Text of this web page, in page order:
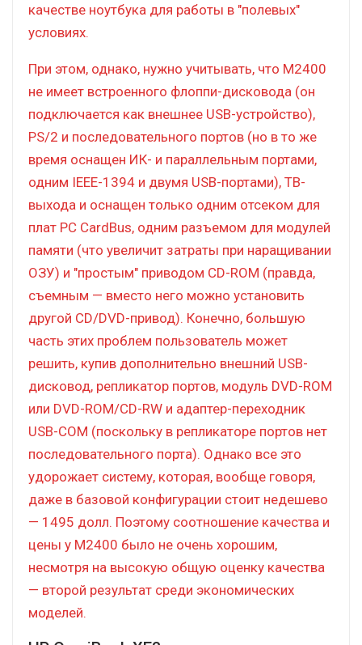
качестве ноутбука для работы в "полевых"
условиях.
При этом, однако, нужно учитывать, что M2400
не имеет встроенного флоппи-дисковода (он
подключается как внешнее USB-устройство),
PS/2 и последовательного портов (но в то же
время оснащен ИК- и параллельным портами,
одним IEEE-1394 и двумя USB-портами), ТВ-
выхода и оснащен только одним отсеком для
плат PC CardBus, одним разъемом для модулей
памяти (что увеличит затраты при наращивании
ОЗУ) и "простым" приводом CD-ROM (правда,
съемным — вместо него можно установить
другой CD/DVD-привод). Конечно, большую
часть этих проблем пользователь может
решить, купив дополнительно внешний USB-
дисковод, репликатор портов, модуль DVD-ROM
или DVD-ROM/CD-RW и адаптер-переходник
USB-COM (поскольку в репликаторе портов нет
последовательного порта). Однако все это
удорожает систему, которая, вообще говоря,
даже в базовой конфигурации стоит недешево
— 1495 долл. Поэтому соотношение качества и
цены у M2400 было не очень хорошим,
несмотря на высокую общую оценку качества
— второй результат среди экономических
моделей.